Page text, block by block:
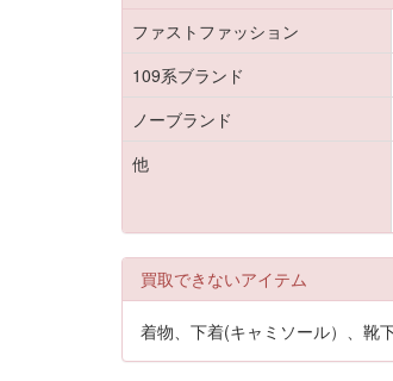
ファストファッション
109系ブランド
ノーブランド
他
買取できないアイテム
着物、下着(キャミソール）、靴